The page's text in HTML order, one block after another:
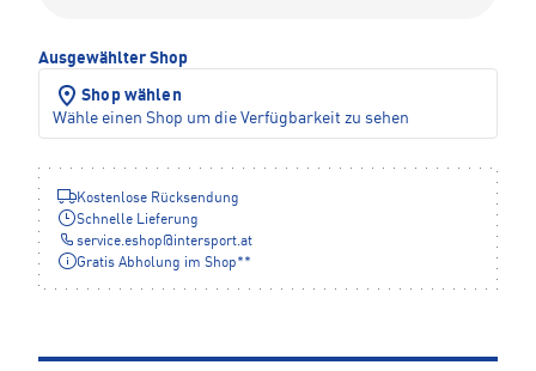
Ausgewählter Shop
Shop wählen
Wähle einen Shop um die Verfügbarkeit zu sehen
Kostenlose Rücksendung
Schnelle Lieferung
service.eshop@ intersport.at
Gratis Abholung im Shop**